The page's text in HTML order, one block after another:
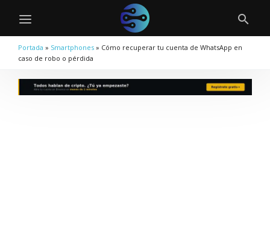
Portada » Smartphones » Cómo recuperar tu cuenta de WhatsApp en
caso de robo o pérdida